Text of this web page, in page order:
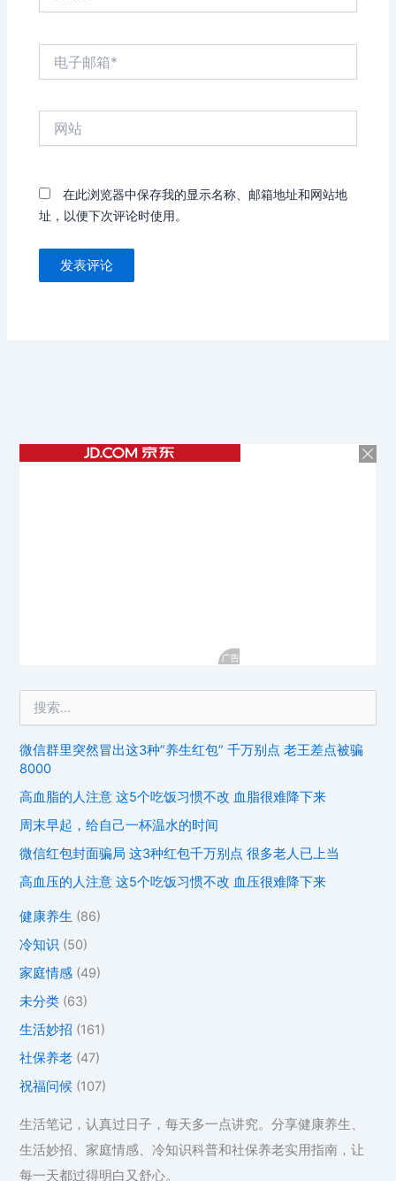
在此浏览器中保存我的显示名称、邮箱地址和网站地
址，以便下次评论时使用。
微信群里突然冒出这3种”养生红包” 千万别点 老王差点被骗
8000
高血脂的人注意 这5个吃饭习惯不改 血脂很难降下来
周末早起，给自己一杯温水的时间
微信红包封面骗局 这3种红包千万别点 很多老人已上当
高血压的人注意 这5个吃饭习惯不改 血压很难降下来
健康养生 (86)
冷知识 (50)
家庭情感 (49)
未分类 (63)
生活妙招 (161)
社保养老 (47)
祝福问候 (107)
生活笔记，认真过日子，每天多一点讲究。分享健康养生、
生活妙招、家庭情感、冷知识科普和社保养老实用指南，让
每一天都过得明白又舒心。